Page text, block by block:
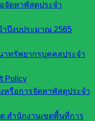
จัดหาพัสดุประจำ
ำปีงบประมาณ 2565
ทรัพยากรบุคคลประจำ
Policy
หรือการจัดหาพัสดุประจำ
สำนักงานเขตพื้นที่การ